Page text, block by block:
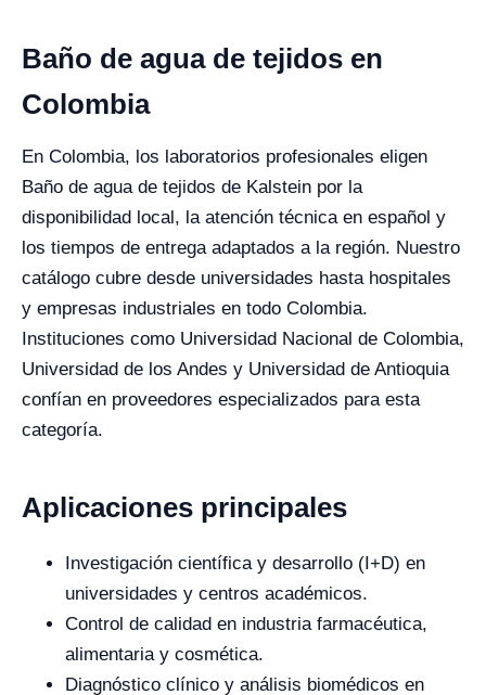
Baño de agua de tejidos en
Colombia
En Colombia, los laboratorios profesionales eligen
Baño de agua de tejidos de Kalstein por la
disponibilidad local, la atención técnica en español y
los tiempos de entrega adaptados a la región. Nuestro
catálogo cubre desde universidades hasta hospitales
y empresas industriales en todo Colombia.
Instituciones como Universidad Nacional de Colombia,
Universidad de los Andes y Universidad de Antioquia
confían en proveedores especializados para esta
categoría.
Aplicaciones principales
Investigación científica y desarrollo (I+D) en
universidades y centros académicos.
Control de calidad en industria farmacéutica,
alimentaria y cosmética.
Diagnóstico clínico y análisis biomédicos en